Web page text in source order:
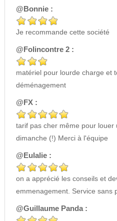
@Bonnie :
Je recommande cette société
@Folincontre 2 :
matériel pour lourde charge et
déménagement
@FX :
tarif pas cher même pour louer
dimanche (!) Merci à l'équipe
@Eulalie :
on a apprécié les conseils et
emmenagement. Service sans
@Guillaume Panda :